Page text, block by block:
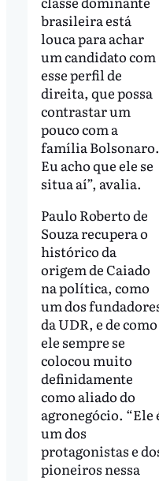
brasileira está
louca para achar
um candidato com
esse perfil de
direita, que possa
contrastar um
pouco com a
família Bolsonaro.
Eu acho que ele se
situa aí”, avalia.
Paulo Roberto de
Souza recupera o
histórico da
origem de Caiado
na política, como
um dos
da UDR, e de como
ele sempre se
colocou muito
definidamente
como aliado do
agronegócio. “Ele
um dos
protagonistas e
pioneiros nessa